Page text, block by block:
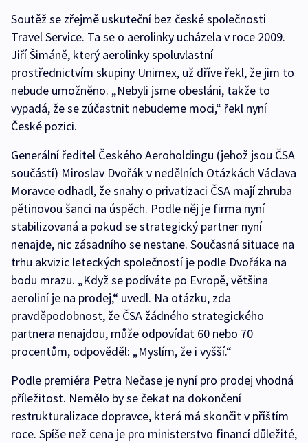
Soutěž se zřejmě uskuteční bez české společnosti
Travel Service. Ta se o aerolinky ucházela v roce 2009.
Jiří Šimáně, který aerolinky spoluvlastní
prostřednictvím skupiny Unimex, už dříve řekl, že jim to
nebude umožněno. „Nebyli jsme obesláni, takže to
vypadá, že se zúčastnit nebudeme moci,“ řekl nyní
České pozici.
Generální ředitel Českého Aeroholdingu (jehož jsou ČSA
součástí) Miroslav Dvořák v nedělních Otázkách Václava
Moravce odhadl, že snahy o privatizaci ČSA mají zhruba
pětinovou šanci na úspěch. Podle něj je firma nyní
stabilizovaná a pokud se strategický partner nyní
nenajde, nic zásadního se nestane. Současná situace na
trhu akvizic leteckých společností je podle Dvořáka na
bodu mrazu. „Když se podíváte po Evropě, většina
aeroliní je na prodej,“ uvedl. Na otázku, zda
pravděpodobnost, že ČSA žádného strategického
partnera nenajdou, může odpovídat 60 nebo 70
procentům, odpověděl: „Myslím, že i vyšší.“
Podle premiéra Petra Nečase je nyní pro prodej vhodná
příležitost. Nemělo by se čekat na dokončení
restrukturalizace dopravce, která má skončit v příštím
roce. Spíše než cena je pro ministerstvo financí důležité,